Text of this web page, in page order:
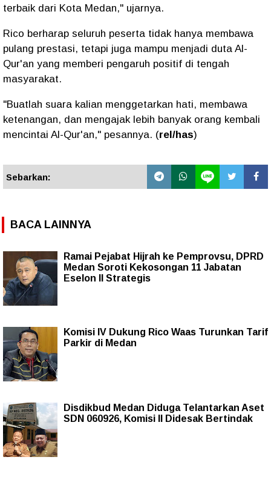
terbaik dari Kota Medan," ujarnya.
Rico berharap seluruh peserta tidak hanya membawa
pulang prestasi, tetapi juga mampu menjadi duta Al-
Qur'an yang memberi pengaruh positif di tengah
masyarakat.
"Buatlah suara kalian menggetarkan hati, membawa
ketenangan, dan mengajak lebih banyak orang kembali
mencintai Al-Qur'an," pesannya. (rel/has)
Sebarkan:
BACA LAINNYA
Ramai Pejabat Hijrah ke Pemprovsu, DPRD
Medan Soroti Kekosongan 11 Jabatan
Eselon II Strategis
Komisi IV Dukung Rico Waas Turunkan Tarif
Parkir di Medan
Disdikbud Medan Diduga Telantarkan Aset
SDN 060926, Komisi II Didesak Bertindak